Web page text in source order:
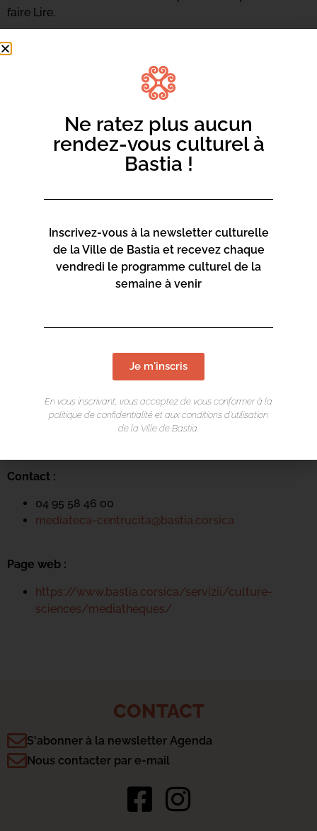
faire Lire.
Pour s’inscrire : 04 95 58 46 05
Ou par mail : mediateca-centrucita@bastia.corsica
LIEU DE L'ÉVÉNEMENT
Place du Théatre
Contact :
04 95 58 46 00
mediateca-centrucita@bastia.corsica
Page web :
https://www.bastia.corsica/servizii/culture-
sciences/mediatheques/
CONTACT
S'abonner à la newsletter Agenda
Nous contacter par e-mail
Ne ratez plus aucun
rendez-vous culturel à
Bastia !
Inscrivez-vous à la newsletter culturelle
de la Ville de Bastia et recevez chaque
vendredi le programme culturel de la
semaine à venir
Je m'inscris
En vous inscrivant, vous acceptez de vous conformer à la
politique de confidentialité et aux conditions d’utilisation
de la Ville de Bastia.